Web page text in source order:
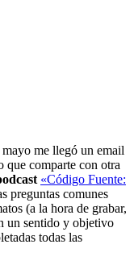
me llegó un email
que comparte con otra
«Código Fuente:
preguntas comunes
(a la hora de grabar,
un sentido y objetivo
todas las